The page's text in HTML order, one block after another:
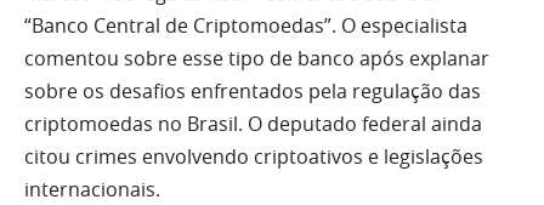
“Banco Central de Criptomoedas”. O especialista
comentou sobre esse tipo de banco após explanar
sobre os desafios enfrentados pela regulação das
criptomoedas no Brasil. O deputado federal ainda
citou crimes envolvendo criptoativos e legislações
internacionais.